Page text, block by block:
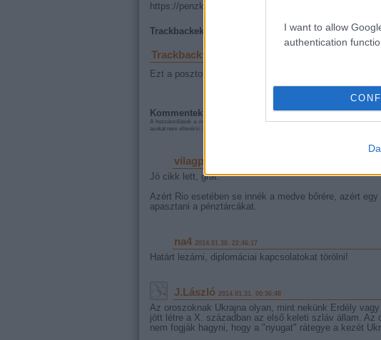
I want to allow
authentication
https://penzkerdes.blog.hu/api/trackback/id/5789929
Trackbackek, pingbackek:
Trackback: Mandiner blogajánló
Ezt a posztot ajánlottuk a Mandiner blogajánlójában.
Kommentek:
A hozzászólások a vonatkozó jogszabályok értelmében felhasználói tartalomnak
azokat nem ellenőrzi. Kifogás esetén forduljon a blog szerkesztőjéhez. Részletek a
vilagpolgar
Jó cikk lett, grat.
Azért Rio esetében se innék a medve bőrére, azért
apasztani a pénztárcákat.
na4 2014.01.30. 22:46:17
Határt lezárni, diplomáciai kapcsolatokat törölni!
J.László 2014.01.31. 00:36:48
Az oroszoknak Ukrajna olyan, mint nekünk Erdély
jött létre a X. században az első keleti szláv állam.
nem fogják hagyni, hogy a "nyugat" rátegye a kezét